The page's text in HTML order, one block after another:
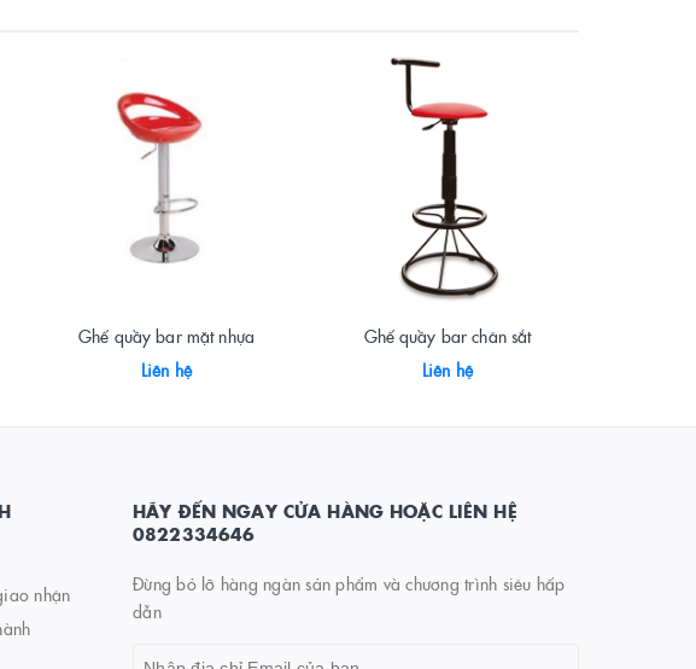
Ghế quầy bar mặt nhựa
Liên hệ
Ghế quầy bar chân sắt
Liên hệ
nhận
HÃY ĐẾN NGAY CỬA HÀNG HOẶC LIÊN HỆ
0822334646
Đừng bỏ lỡ hàng ngàn sản phẩm và chương trình siêu hấp
dẫn